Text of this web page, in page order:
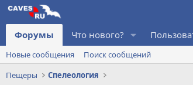
Форумы Что нового?
Новые сообщения
Поиск сообщений
Пещеры
Спелеология